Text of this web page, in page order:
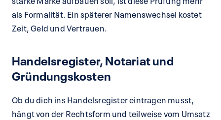
als Formalität. Ein späterer Namenswechsel kostet
Zeit, Geld und Vertrauen.
Handelsregister, Notariat und
Gründungskosten
Ob du dich ins Handelsregister eintragen musst,
hängt von der Rechtsform und teilweise vom Umsatz